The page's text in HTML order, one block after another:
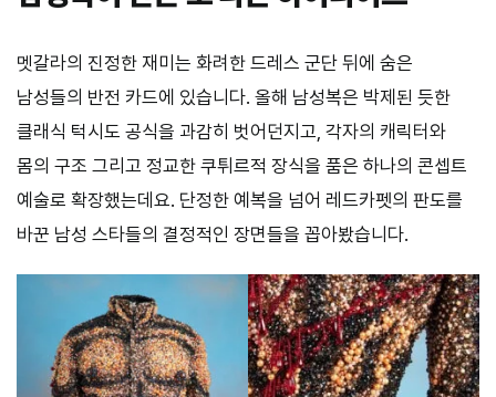
멧갈라의 진정한 재미는 화려한 드레스 군단 뒤에 숨은
남성들의 반전 카드에 있습니다. 올해 남성복은 박제된 듯한
클래식 턱시도 공식을 과감히 벗어던지고, 각자의 캐릭터와
몸의 구조 그리고 정교한 쿠튀르적 장식을 품은 하나의 콘셉트
예술로 확장했는데요. 단정한 예복을 넘어 레드카펫의 판도를
바꾼 남성 스타들의 결정적인 장면들을 꼽아봤습니다.